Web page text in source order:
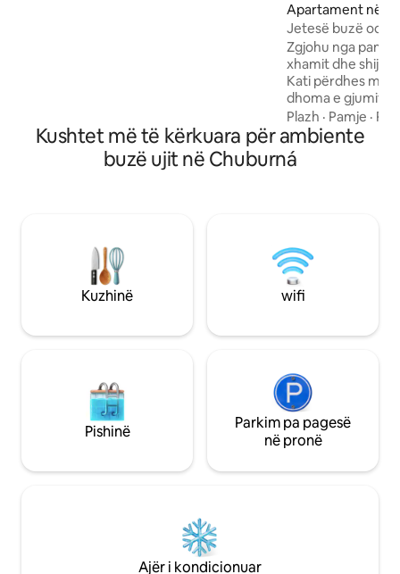
Apartament në
erto
Jetesë buzë
Zgjohu nga
xhamit dhe shijo
Kati përdhes me
dhoma e gjumit,
ndenjjes. E pajisur plotësisht me 1 dhomë
gjumi, 1 banjë në
Ajër i
banjë me ujë të
Kapaciteti
kufizuar në dy (2)
Plazh · Pamje ·
Kushtet më të kërkuara për ambiente
buzë ujit në Chuburná
Kuzhinë wifi
Pishinë
Parkim pa pagesë
në pronë
Ajër i kondicionuar